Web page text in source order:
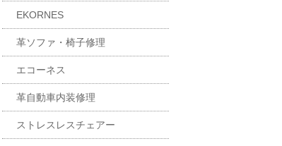
EKORNES
革ソファ・椅子修理
エコーネス
革自動車内装修理
ストレスレスチェアー